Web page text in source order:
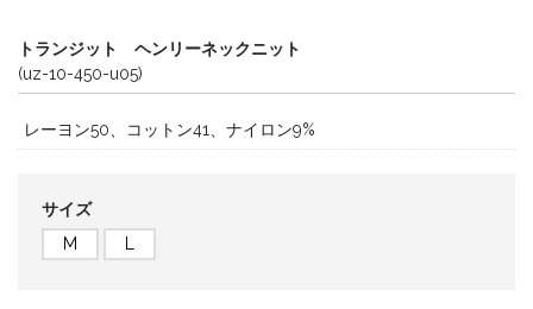
トランジット ヘンリーネックニット
(uz-10-450-u05)
レーヨン50、コットン41、ナイロン9%
サイズ
M